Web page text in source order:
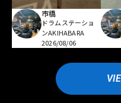
市橋
ドラムステーショ
ンAKIHABARA
2026/08/06